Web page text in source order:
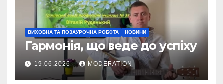
ВИХОВНА ТА ПОЗАУРОЧНА РОБОТА НОВИНИ
Гармонія, що веде до успіху
19.06.2026 MODERATION